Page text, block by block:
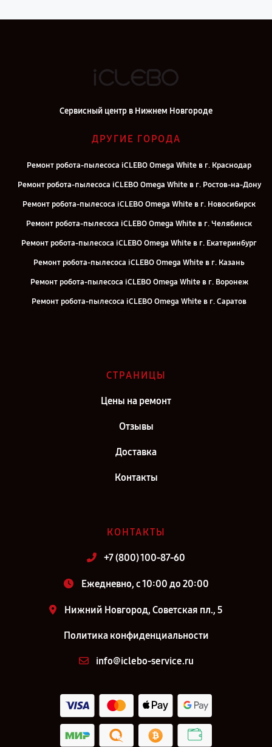
Сервисный центр в Нижнем Новгороде
ДРУГИЕ ГОРОДА
Ремонт робота-пылесоса iCLEBO Omega White в г. Краснодар
Ремонт робота-пылесоса iCLEBO Omega White в г. Ростов-на-Дону
Ремонт робота-пылесоса iCLEBO Omega White в г. Новосибирск
Ремонт робота-пылесоса iCLEBO Omega White в г. Челябинск
Ремонт робота-пылесоса iCLEBO Omega White в г. Екатеринбург
Ремонт робота-пылесоса iCLEBO Omega White в г. Казань
Ремонт робота-пылесоса iCLEBO Omega White в г. Воронеж
Ремонт робота-пылесоса iCLEBO Omega White в г. Саратов
Ремонт робота-пылесоса iCLEBO Omega White в г. Санкт-Петербург
СТРАНИЦЫ
Цены на ремонт
Отзывы
Доставка
Контакты
КОНТАКТЫ
+7 (800) 100-87-60
Ежедневно, с 10:00 до 20:00
Нижний Новгород, Советская пл., 5
Политика конфиденциальности
info@iclebo-service.ru